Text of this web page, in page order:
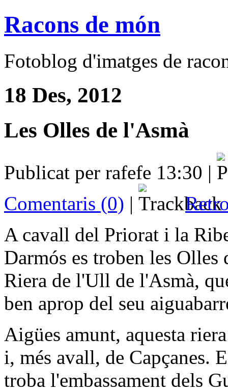
Racons de món
Fotoblog d'imatges de
18 Des, 2012
Les Olles de l'Asmà
Publicat per rafefe 13:30 |
Comentaris (0) |
A cavall del Priorat i la
Darmós es troben les
Riera de l'Ull de l'Asmà,
ben aprop del seu
Aigües amunt, aquesta
i, més avall, de Capçanes.
troba l'embassament dels